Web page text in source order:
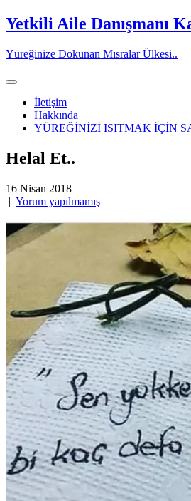
Skip
to
Yetkili Aile Danışmanı
Yüreğinize Dokunan Mısralar Ülkesi..
İletişim
Hakkında
YÜREĞİNİZİ ISITMAK İÇİN
Helal Et..
16 Nisan 2018
| Yorum yapılmamış